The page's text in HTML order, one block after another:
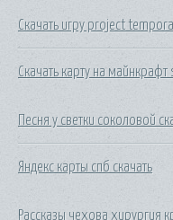
Скачать игру project
Скачать карту на
Песня у светки соколовой
Яндекс карты спб скачать
Рассказы чехова хирургия